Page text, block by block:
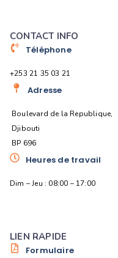
CONTACT INFO
Téléphone
+253 21 35 03 21
Adresse
Boulevard de la Republique,
Djibouti
BP 696
Heures de travail
Dim – Jeu : 08:00 – 17:00
LIEN RAPIDE
Formulaire